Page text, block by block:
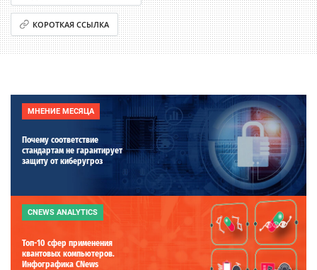
КОРОТКАЯ ССЫЛКА
МНЕНИЕ МЕСЯЦА
Почему соответствие
стандартам не гарантирует
защиту от киберугроз
CNEWS ANALYTICS
Топ-10 сфер применения
квантовых компьютеров.
Инфографика CNews